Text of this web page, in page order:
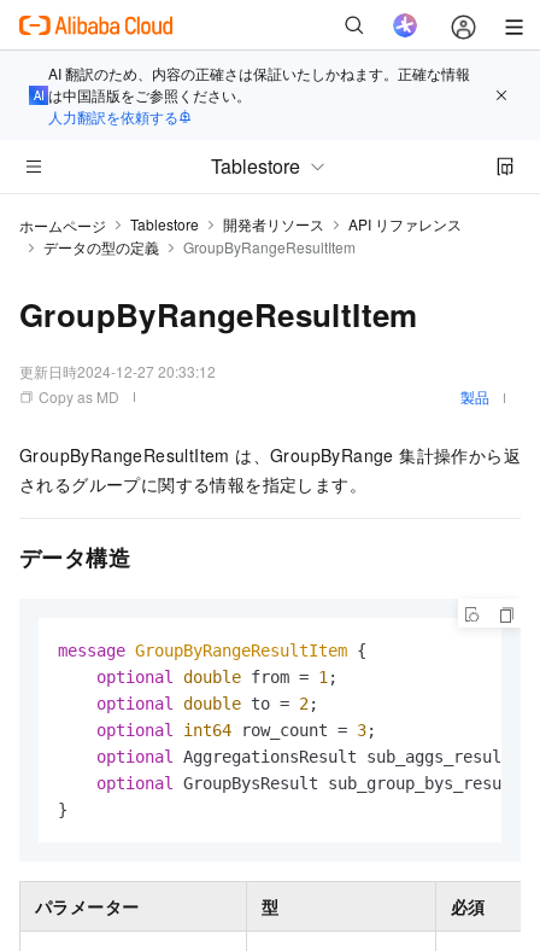
AI 翻訳のため、内容の正確さは保証いたしかねます。正確な情報
は中国語版をご参照ください。
人力翻訳を依頼する
Tablestore
ホームページ Tablestore 開発者リソース
API リファレンス
データの型の定義
GroupByRangeResultItem
GroupByRangeResultItem
更新日時2024-12-27 20:33:12
Copy as MD
製品
GroupByRangeResultItem は、GroupByRange 集計操作から返
されるグループに関する情報を指定します。
データ構造
message GroupByRangeResultItem {
optional
double from = 1 ;
optional
double to = 2;
optional
int64 row_count = 3;
optional
AggregationsResult sub_aggs_result =
optional
GroupBysResult sub_group_bys_result
}
パラメーター 型 必須